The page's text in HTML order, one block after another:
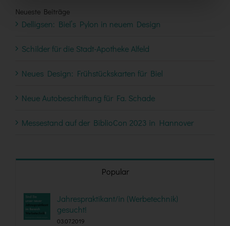
Neueste Beiträge
Delligsen: Biel’s Pylon in neuem Design
Schilder für die Stadt-Apotheke Alfeld
Neues Design: Frühstückskarten für Biel
Neue Autobeschriftung für Fa. Schade
Messestand auf der BiblioCon 2023 in Hannover
Popular
Jahrespraktikant/in (Werbetechnik)
gesucht!
03.07.2019